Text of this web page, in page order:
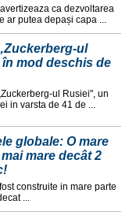
ca dezvoltarea
ar putea depași capa ...
ul
mod deschis de
ul Rusiei", un
in varsta de 41 de ...
globale: O mare
mare decât 2
construite in mare parte
...